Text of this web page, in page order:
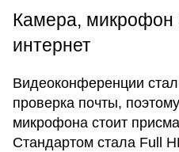
Камера, микрофон
интернет
Видеоконференции
проверка почты,
микрофона стоит
Стандартом стала Full